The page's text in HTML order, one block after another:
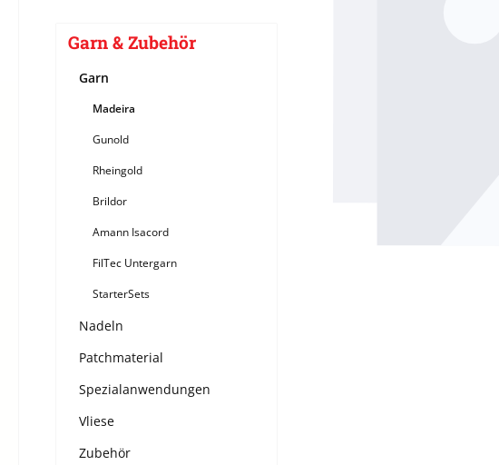
Garn & Zubehör
Garn
Madeira
Gunold
Rheingold
Brildor
Amann Isacord
FilTec Untergarn
StarterSets
Nadeln
Patchmaterial
Spezialanwendungen
Vliese
Zubehör